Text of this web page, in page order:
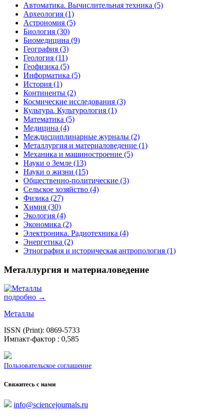
Автоматика. Вычислительная техника (5)
Археология (1)
Астрономия (5)
Биология (30)
Биомедицина (9)
География (3)
Геология (11)
Геофизика (5)
Информатика (5)
История (1)
Континенты (2)
Космические исследования (3)
Культура. Культурология (1)
Математика (5)
Медицина (4)
Междисциплинарные журналы (2)
Металлургия и материаловедение (1)
Механика и машиностроение (5)
Науки о Земле (13)
Науки о жизни (15)
Общественно-политические (3)
Сельское хозяйство (4)
Физика (27)
Химия (30)
Экология (4)
Экономика (2)
Электроника. Радиотехника (4)
Энергетика (2)
Этнография и историческая антропология (1)
Металлургия и материаловедение
подробно →
Металлы
ISSN (Print): 0869-5733
Импакт-фактор : 0,585
Пользовательское соглашение
Свяжитесь с нами
info@sciencejournals.ru